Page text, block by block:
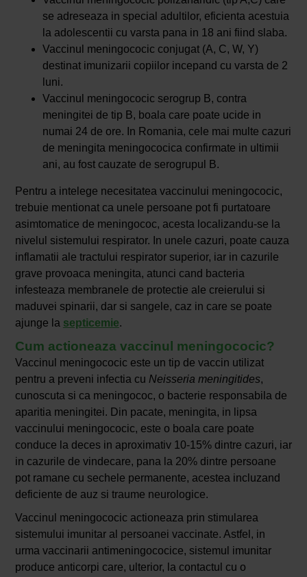
se adreseaza in special adultilor, eficienta acestuia
la adolescentii cu varsta pana in 18 ani fiind slaba.
Vaccinul meningococic conjugat (A, C, W, Y)
destinat imunizarii copiilor incepand cu varsta de 2
luni.
Vaccinul meningococic serogrup B, contra
meningitei de tip B, boala care poate ucide in
numai 24 de ore. In Romania, cele mai multe cazuri
de meningita meningococica confirmate in ultimii
ani, au fost cauzate de serogrupul B.
Pentru a intelege necesitatea vaccinului meningococic,
trebuie mentionat ca unele persoane pot fi purtatoare
asimtomatice de meningococ, acesta localizandu-se la
nivelul sistemului respirator. In unele cazuri, poate cauza
inflamatii ale tractului respirator superior, iar in cazurile
grave provoaca meningita, atunci cand bacteria
infesteaza membranele de protectie ale creierului si
maduvei spinarii, dar si sangele, caz in care se poate
ajunge la septicemie.
Cum actioneaza vaccinul meningococic?
Vaccinul meningococic este un tip de vaccin utilizat
pentru a preveni infectia cu Neisseria meningitides,
cunoscuta si ca meningococ, o bacterie responsabila de
aparitia meningitei. Din pacate, meningita, in lipsa
vaccinului meningococic, este o boala care poate
conduce la deces in aproximativ 10-15% dintre cazuri, iar
in cazurile de vindecare, pana la 20% dintre persoane
pot ramane cu sechele permanente, acestea incluzand
deficiente de auz si traume neurologice.
Vaccinul meningococic actioneaza prin stimularea
sistemului imunitar al persoanei vaccinate. Astfel, in
urma vaccinarii antimeningococice, sistemul imunitar
produce anticorpi care, ulterior, la contactul cu o